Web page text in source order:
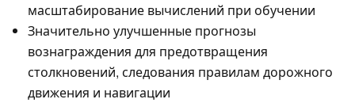
масштабирование вычислений при обучении
Значительно улучшенные прогнозы
вознаграждения для предотвращения
столкновений, следования правилам дорожного
движения и навигации